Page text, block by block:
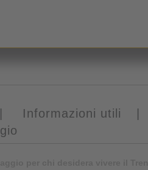
Informazioni utili